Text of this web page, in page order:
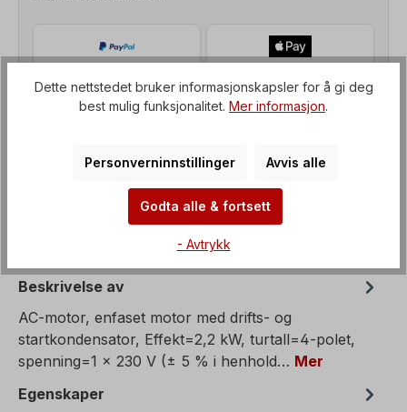
Beskrivelse av
AC-motor, enfaset motor med drifts- og
startkondensator, Effekt=2,2 kW, turtall=4-polet,
spenning=1 x 230 V (± 5 % i henhold… Mer
Egenskaper
Dette nettstedet bruker informasjonskapsler for å gi deg
best mulig funksjonalitet. Mer informasjon.
Personverninnstillinger Avvis alle
Godta alle & fortsett
- Avtrykk